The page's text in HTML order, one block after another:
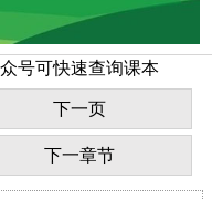
号可快速查询课本
下一页
下一章节